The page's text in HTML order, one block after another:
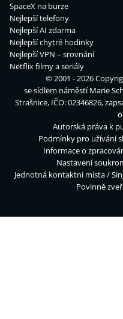
SpaceX na burze
Nejlepší telefony
Nejlepší AI zdarma
Nejlepší chytré hodinky
Nejlepší VPN – srovnání
Netflix filmy a seriály
© 2001 - 2026
se sídlem náměstí Marie
Strašnice, IČO: 02346826,
Autorská práva k
Podmínky pro užívání
Informace o
Nastavení
Jednotná kontaktní místa /
Povinně